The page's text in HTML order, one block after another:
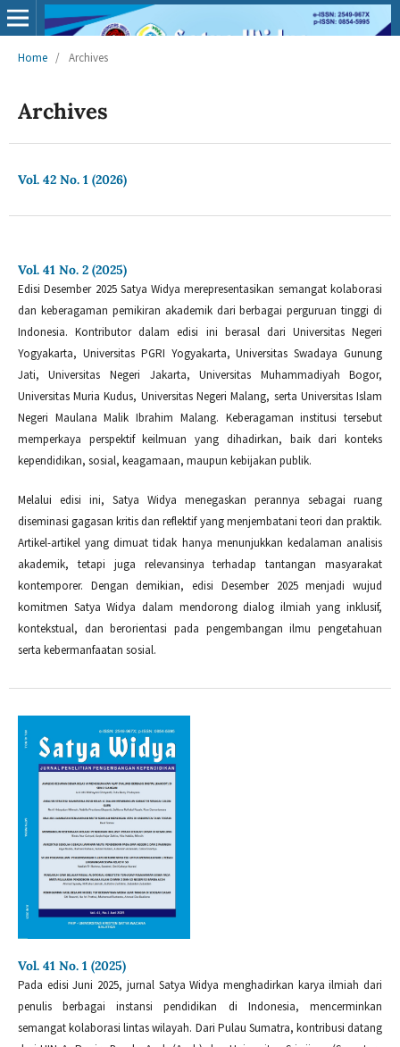
Home / Archives
Archives
Vol. 42 No. 1 (2026)
Vol. 41 No. 2 (2025)
Edisi Desember 2025 Satya Widya merepresentasikan semangat kolaborasi
dan keberagaman pemikiran akademik dari berbagai perguruan tinggi di
Indonesia. Kontributor dalam edisi ini berasal dari Universitas Negeri
Yogyakarta, Universitas PGRI Yogyakarta, Universitas Swadaya Gunung
Jati, Universitas Negeri Jakarta, Universitas Muhammadiyah Bogor,
Universitas Muria Kudus, Universitas Negeri Malang, serta Universitas Islam
Negeri Maulana Malik Ibrahim Malang. Keberagaman institusi tersebut
memperkaya perspektif keilmuan yang dihadirkan, baik dari konteks
kependidikan, sosial, keagamaan, maupun kebijakan publik.
Melalui edisi ini, Satya Widya menegaskan perannya sebagai ruang
diseminasi gagasan kritis dan reflektif yang menjembatani teori dan praktik.
Artikel-artikel yang dimuat tidak hanya menunjukkan kedalaman analisis
akademik, tetapi juga relevansinya terhadap tantangan masyarakat
kontemporer. Dengan demikian, edisi Desember 2025 menjadi wujud
komitmen Satya Widya dalam mendorong dialog ilmiah yang inklusif,
kontekstual, dan berorientasi pada pengembangan ilmu pengetahuan
serta kebermanfaatan sosial.
Vol. 41 No. 1 (2025)
Pada edisi Juni 2025, jurnal Satya Widya menghadirkan karya ilmiah dari
penulis berbagai instansi pendidikan di Indonesia, mencerminkan
semangat kolaborasi lintas wilayah. Dari Pulau Sumatra, kontribusi datang